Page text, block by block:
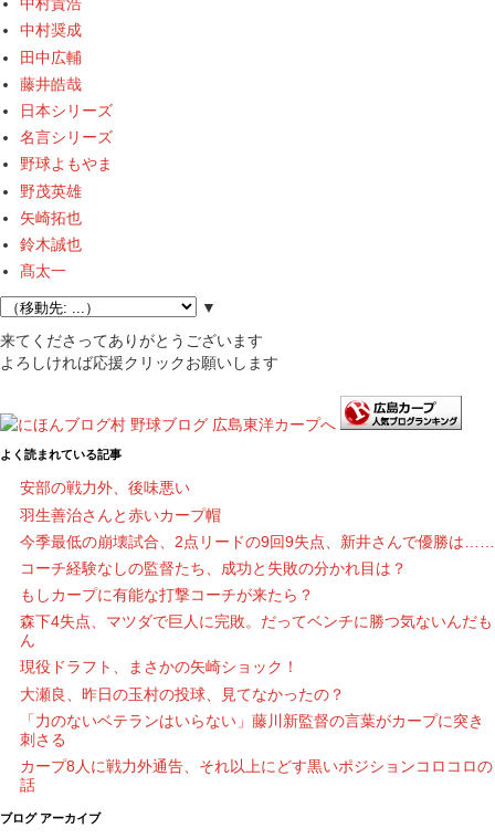
中村貴浩
中村奨成
田中広輔
藤井皓哉
日本シリーズ
名言シリーズ
野球よもやま
野茂英雄
矢崎拓也
鈴木誠也
髙太一
▼
来てくださってありがとうございます
よろしければ応援クリックお願いします
よく読まれている記事
安部の戦力外、後味悪い
羽生善治さんと赤いカープ帽
今季最低の崩壊試合、2点リードの9回9失点、新井さんで優勝は……
コーチ経験なしの監督たち、成功と失敗の分かれ目は？
もしカープに有能な打撃コーチが来たら？
森下4失点、マツダで巨人に完敗。だってベンチに勝つ気ないんだも
ん
現役ドラフト、まさかの矢崎ショック！
大瀬良、昨日の玉村の投球、見てなかったの？
「力のないベテランはいらない」藤川新監督の言葉がカープに突き
刺さる
カープ8人に戦力外通告、それ以上にどす黒いポジションコロコロの
話
ブログ アーカイブ